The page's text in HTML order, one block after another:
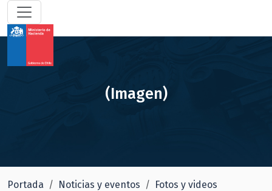
(Imagen)
Portada Noticias y eventos
Fotos y videos